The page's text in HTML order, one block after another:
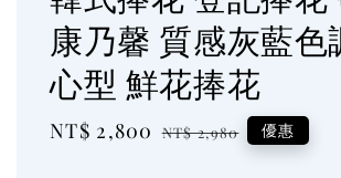
康乃馨 質感灰藍色
心型 鮮花捧花
Sale
NT$ 2,800 Regular
NT$ 2,980 優惠